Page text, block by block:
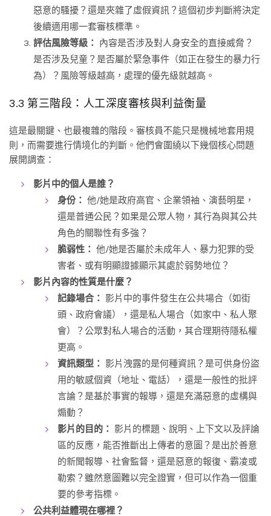
惡意的騷擾？還是夾雜了虛假資訊？這個初步判斷將決定
後續適用哪一套審核標準。
評估風險等級： 內容是否涉及對人身安全的直接威脅？
是否涉及兒童？是否屬於緊急事件（如正在發生的暴力行
為）？風險等級越高，處理的優先級就越高。
3.3 第三階段：人工深度審核與利益衡量
這是最關鍵、也最複雜的階段。審核員不能只是機械地套用規
則，而需要進行情境化的判斷。他們會圍繞以下幾個核心問題
展開調查：
影片中的個人是誰？
身份： 他/她是政府高官、企業領袖、演藝明星，
還是普通公民？如果是公眾人物，其行為與其公共
角色的關聯性有多強？
脆弱性： 他/她是否屬於未成年人、暴力犯罪的受
害者、或有明顯證據顯示其處於弱勢地位？
影片內容的性質是什麼？
記錄場合： 影片中的事件發生在公共場合（如街
頭、政府會議），還是私人場合（如家中、私人聚
會）？公眾對私人場合的活動，其合理期待隱私權
更高。
資訊類型： 影片洩露的是何種資訊？是可供身份盜
用的敏感個資（地址、電話），還是一般性的批評
言論？是基於事實的報導，還是充滿惡意的虛構與
煽動？
影片的目的： 影片的標題、說明、上下文以及評論
區的反應，能否推斷出上傳者的意圖？是出於善意
的新聞報導、社會監督，還是惡意的報復、霸凌或
勒索？雖然意圖難以完全證實，但可以作為一個重
要的參考指標。
公共利益體現在哪裡？